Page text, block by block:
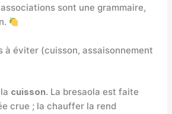
sont une grammaire,
à éviter (cuisson, assaisonnement
cuisson. La bresaola est faite
crue ; la chauffer la rend